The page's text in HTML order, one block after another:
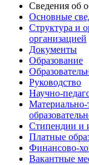
Сведения об
Основные
Структура и
организацией
Документы
Образование
Руководство
Научно-
Материально-
Стипендии и
Платные
Финансово-
Вакантные